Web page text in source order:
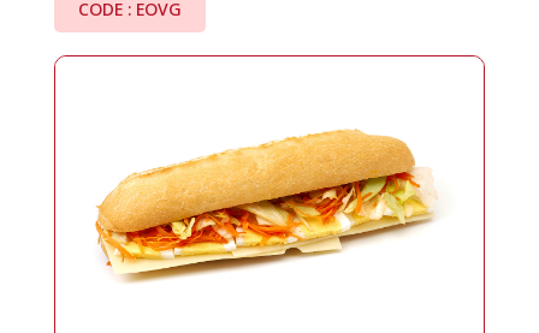
CODE : EOVG